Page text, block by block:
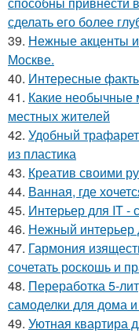
сделать его более
39. Нежные акценты и
Москве.
40. Интересные
41. Какие необычные
местных жителей
42. Удобный
из пластика
43. Креатив своими
44. Ванная, где
45. Интерьер для IT -
46. Нежный интерьер
47. Гармония
сочетать роскошь и
48. Переработка 5-
самоделки для дома
49. Уютная квартира